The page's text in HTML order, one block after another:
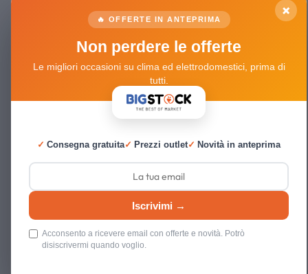
×
🔥 OFFERTE IN ANTEPRIMA
Non perdere le offerte
Le migliori occasioni su clima ed elettrodomestici, prima di
tutti.
✓ Consegna gratuita✓ Prezzi outlet✓ Novità in anteprima
Iscrivimi →
Acconsento a ricevere email con offerte e novità. Potrò
disiscrivermi quando voglio.